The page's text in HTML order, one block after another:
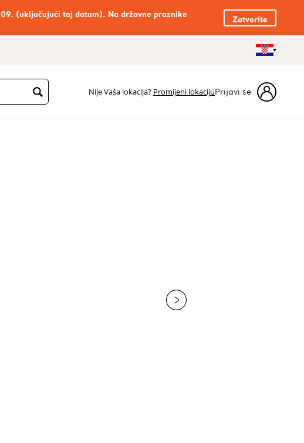
(uključujući taj datum). Na državne praznike
Zatvorite
Nije Vaša lokacija? Promijeni lokacijuPrijavi se